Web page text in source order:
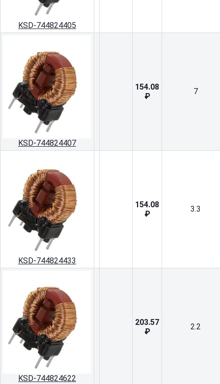
KSD-744824405
KSD-744824407
154.08
₽
7
KSD-744824433
154.08
₽
3.3
KSD-744824622
203.57
₽
2.2